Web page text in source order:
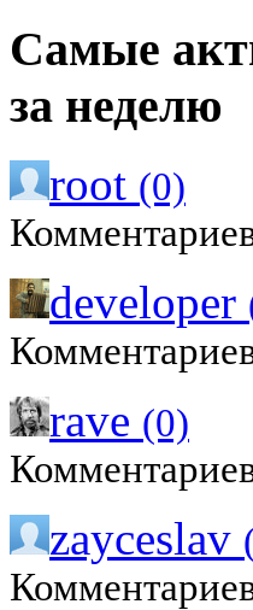
Самые
за неделю
root (0)
developer
rave (0)
zayceslav